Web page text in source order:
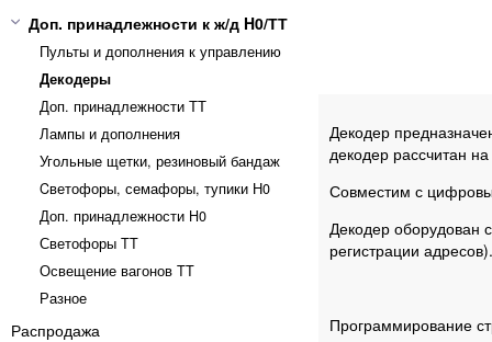
Доп. принадлежности к ж/д H0/ТТ
Пульты и дополнения к управлению
Декодеры
Доп. принадлежности ТТ
Лампы и дополнения
Угольные щетки, резиновый бандаж
Cветофоры, семафоры, тупики Н0
Доп. принадлежности H0
Светофоры TT
Освещение вагонов TT
Разное
Распродажа
Декодер
декодер рассчитан
Совместим с
Декодер оборудован
регистрации адресов).
Программирование